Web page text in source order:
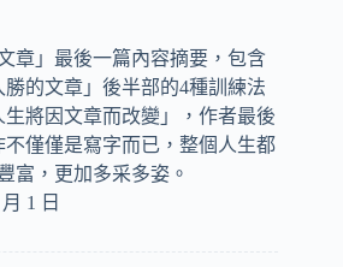
章」最後一篇內容摘要，包含
的文章」後半部的4種訓練法
將因文章而改變」，作者最後
僅僅是寫字而已，整個人生都
富，更加多采多姿。
1 日